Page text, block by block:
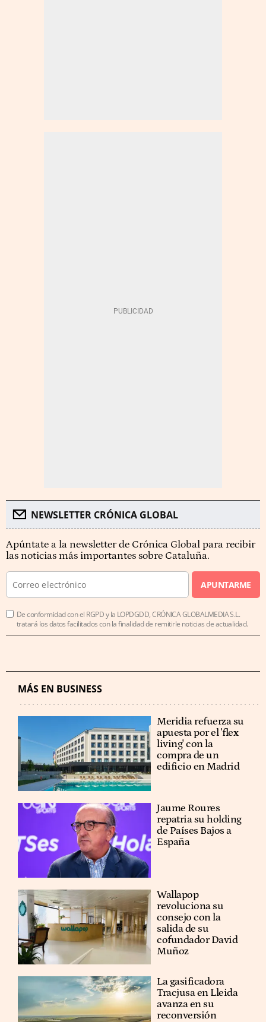
NEWSLETTER CRÓNICA GLOBAL
Apúntate a la newsletter de Crónica Global para recibir
las noticias más importantes sobre Cataluña.
APUNTARME
De conformidad con el RGPD y la LOPDGDD, CRÓNICA GLOBALMEDIA S.L.
tratará los datos facilitados con la finalidad de remitirle noticias de actualidad.
MÁS EN BUSINESS
Meridia refuerza su
apuesta por el 'flex
living' con la
compra de un
edificio en Madrid
Jaume Roures
repatria su holding
de Países Bajos a
España
Wallapop
revoluciona su
consejo con la
salida de su
cofundador David
Muñoz
La gasificadora
Tracjusa en Lleida
avanza en su
reconversión